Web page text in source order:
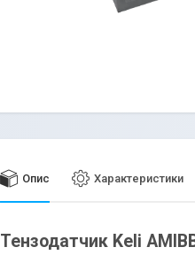
Опис Характеристики
Тензодатчик Keli